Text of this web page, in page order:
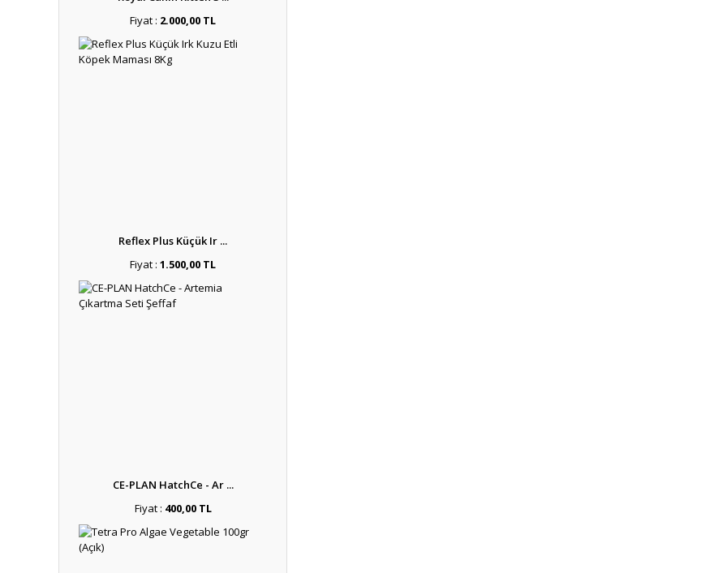
Fiyat : 2.000,00 TL
Reflex Plus Küçük Ir ...
Fiyat : 1.500,00 TL
CE-PLAN HatchCe - Ar ...
Fiyat : 400,00 TL